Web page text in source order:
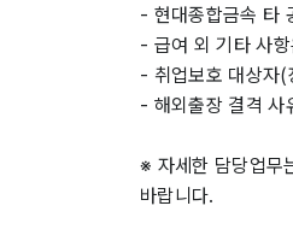
- 현대종합금속 타
- 급여 외 기타 사
- 취업보호 대상자(
- 해외출장 결격 사
※ 자세한 담당업무
바랍니다.